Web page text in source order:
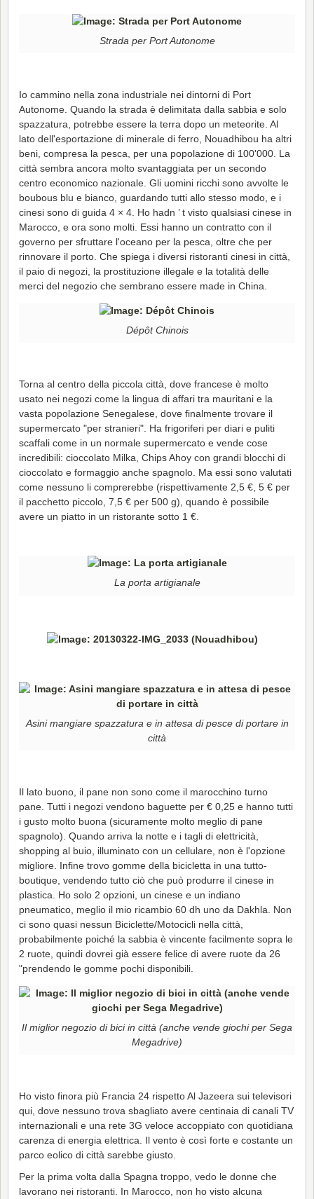
Strada per Port Autonome
Io cammino nella zona industriale nei dintorni di Port
Autonome. Quando la strada è delimitata dalla sabbia e solo
spazzatura, potrebbe essere la terra dopo un meteorite. Al
lato dell'esportazione di minerale di ferro, Nouadhibou ha altri
beni, compresa la pesca, per una popolazione di 100'000. La
città sembra ancora molto svantaggiata per un secondo
centro economico nazionale. Gli uomini ricchi sono avvolte le
boubous blu e bianco, guardando tutti allo stesso modo, e i
cinesi sono di guida 4 × 4. Ho hadn ’ t visto qualsiasi cinese in
Marocco, e ora sono molti. Essi hanno un contratto con il
governo per sfruttare l'oceano per la pesca, oltre che per
rinnovare il porto. Che spiega i diversi ristoranti cinesi in città,
il paio di negozi, la prostituzione illegale e la totalità delle
merci del negozio che sembrano essere made in China.
Dépôt Chinois
Torna al centro della piccola città, dove francese è molto
usato nei negozi come la lingua di affari tra mauritani e la
vasta popolazione Senegalese, dove finalmente trovare il
supermercato "per stranieri". Ha frigoriferi per diari e puliti
scaffali come in un normale supermercato e vende cose
incredibili: cioccolato Milka, Chips Ahoy con grandi blocchi di
cioccolato e formaggio anche spagnolo. Ma essi sono valutati
come nessuno li comprerebbe (rispettivamente 2,5 €, 5 € per
il pacchetto piccolo, 7,5 € per 500 g), quando è possibile
avere un piatto in un ristorante sotto 1 €.
La porta artigianale
Asini mangiare spazzatura e in attesa di pesce di portare in
città
Il lato buono, il pane non sono come il marocchino turno
pane. Tutti i negozi vendono baguette per € 0,25 e hanno tutti
i gusto molto buona (sicuramente molto meglio di pane
spagnolo). Quando arriva la notte e i tagli di elettricità,
shopping al buio, illuminato con un cellulare, non è l'opzione
migliore. Infine trovo gomme della bicicletta in una tutto-
boutique, vendendo tutto ciò che può produrre il cinese in
plastica. Ho solo 2 opzioni, un cinese e un indiano
pneumatico, meglio il mio ricambio 60 dh uno da Dakhla. Non
ci sono quasi nessun Biciclette/Motocicli nella città,
probabilmente poiché la sabbia è vincente facilmente sopra le
2 ruote, quindi dovrei già essere felice di avere ruote da 26
"prendendo le gomme pochi disponibili.
Il miglior negozio di bici in città (anche vende giochi per Sega
Megadrive)
Ho visto finora più Francia 24 rispetto Al Jazeera sui televisori
qui, dove nessuno trova sbagliato avere centinaia di canali TV
internazionali e una rete 3G veloce accoppiato con quotidiana
carenza di energia elettrica. Il vento è così forte e costante un
parco eolico di città sarebbe giusto.
Per la prima volta dalla Spagna troppo, vedo le donne che
lavorano nei ristoranti. In Marocco, non ho visto alcuna